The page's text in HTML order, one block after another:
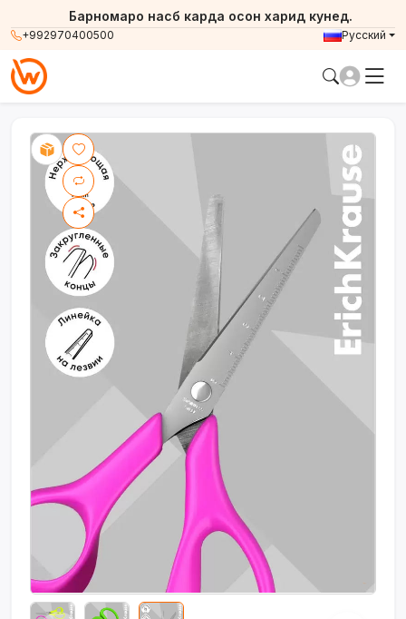
+992970400500
Барномаро насб карда осон харид кунед.
Русский